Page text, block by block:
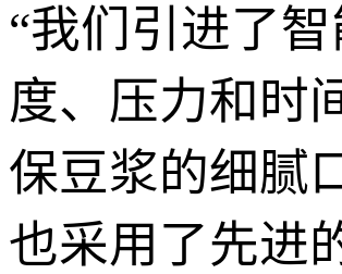
“我们引进了
度、压力和时
保豆浆的细腻
也采用了先进